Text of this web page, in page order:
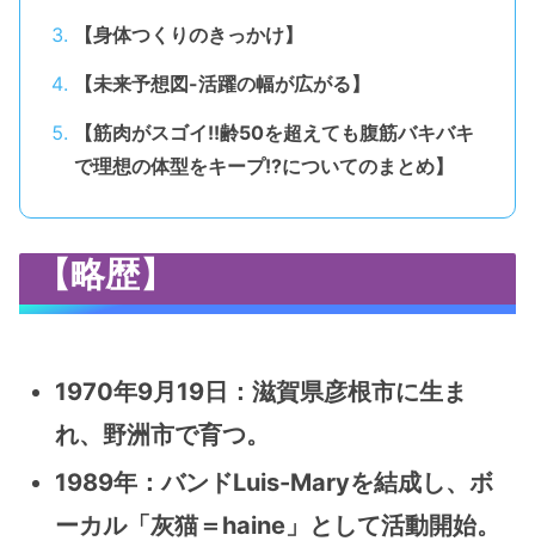
【身体つくりのきっかけ】
【未来予想図-活躍の幅が広がる】
【筋肉がスゴイ!!齢50を超えても腹筋バキバキ
で理想の体型をキープ!?についてのまとめ】
【略歴】
1970年9月19日：滋賀県彦根市に生ま
れ、野洲市で育つ。
1989年：バンドLuis-Maryを結成し、ボ
ーカル「灰猫＝haine」として活動開始。